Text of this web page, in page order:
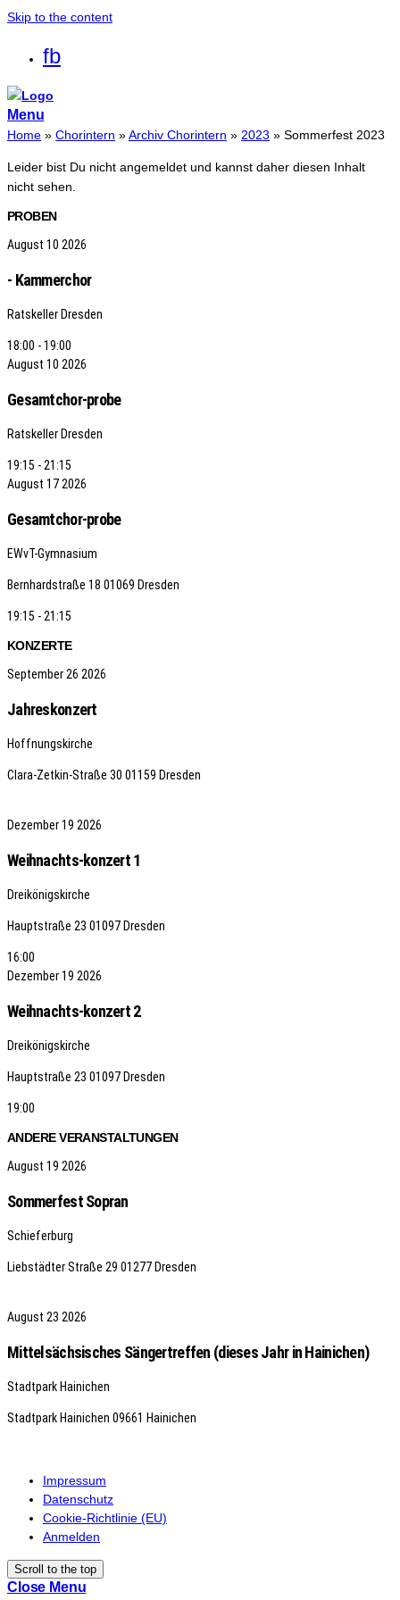
Skip to the content
fb
Menu
Home » Chorintern »Archiv Chorintern » 2023 » Sommerfest 2023
Leider bist Du nicht angemeldet und kannst daher diesen Inhalt
nicht sehen.
PROBEN
August 10 2026
- Kammerchor
Ratskeller Dresden
18:00 - 19:00
August 10 2026
Gesamtchor-probe
Ratskeller Dresden
19:15 - 21:15
August 172026
Gesamtchor-probe
EWvT-Gymnasium
Bernhardstraße 18 01069 Dresden
19:15 - 21:15
KONZERTE
September26 2026
Jahreskonzert
Hoffnungskirche
Clara-Zetkin-Straße 30 01159 Dresden
Dezember19 2026
Weihnachts-konzert 1
Dreikönigskirche
Hauptstraße 23 01097 Dresden
16:00
Dezember19 2026
Weihnachts-konzert 2
Dreikönigskirche
Hauptstraße 23 01097 Dresden
19:00
ANDERE VERANSTALTUNGEN
August 19 2026
Sommerfest Sopran
Schieferburg
Liebstädter Straße 29 01277 Dresden
August 23 2026
Mittelsächsisches Sängertreffen (dieses Jahr in Hainichen)
Stadtpark Hainichen
Stadtpark Hainichen 09661 Hainichen
Impressum
Datenschutz
Cookie-Richtlinie (EU)
Anmelden
Scroll to the top
Close Menu